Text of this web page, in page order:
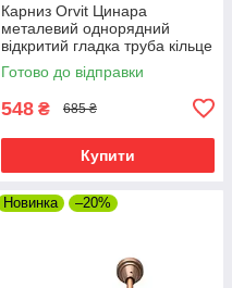
Карниз Orvit Цинара
металевий однорядний
відкритий гладка труба кільце
металеве Мідь 16 мм 120 см
(00-00019482)
Готово до відправки
548 ₴ 685 ₴
Купити
Новинка –20%